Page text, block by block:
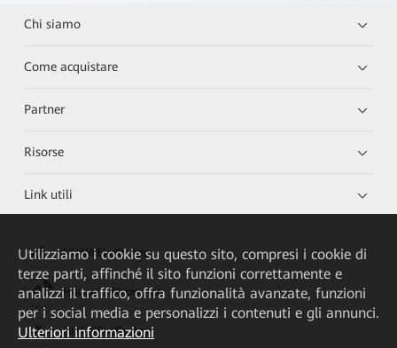
Chi siamo
Come acquistare
Partner
Risorse
Link utili
HUAWEI eKit App
Huawei HiKnow App
HUAWEI eFly App
Utilizziamo i cookie su questo sito, compresi i cookie di
terze parti, affinché il sito funzioni correttamente e
analizzi il traffico, offra funzionalità avanzate, funzioni
per i social media e personalizzi i contenuti e gli annunci.
Ulteriori informazioni